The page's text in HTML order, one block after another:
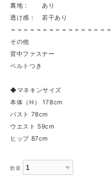
裏地： あり
透け感： 若干あり
＝＝＝＝＝＝＝＝＝＝＝＝＝＝＝＝
その他
背中ファスナー
ベルトつき
◆マネキンサイズ
本体（H） 178cm
バスト 78cm
ウエスト 59cm
ヒップ 87cm
数量